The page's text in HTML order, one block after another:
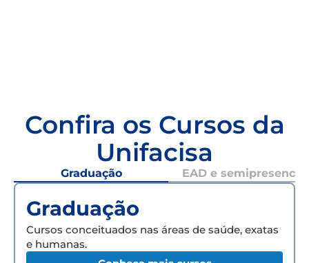
Confira os Cursos da
Unifacisa
Graduação EAD e semipresencial
Graduação
Cursos conceituados nas áreas de saúde, exatas
e humanas.